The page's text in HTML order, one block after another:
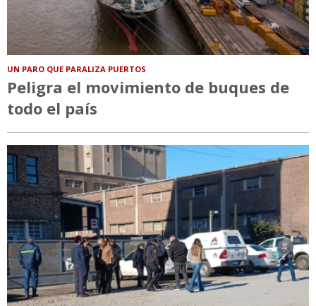
UN PARO QUE PARALIZA PUERTOS
Peligra el movimiento de buques de
todo el país